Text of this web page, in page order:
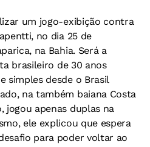
um jogo-exibição contra
no dia 25 de
na Bahia. Será a
brasileiro de 30 anos
simples desde o Brasil
na também baiana Costa
jogou apenas duplas na
ele explicou que espera
para poder voltar ao